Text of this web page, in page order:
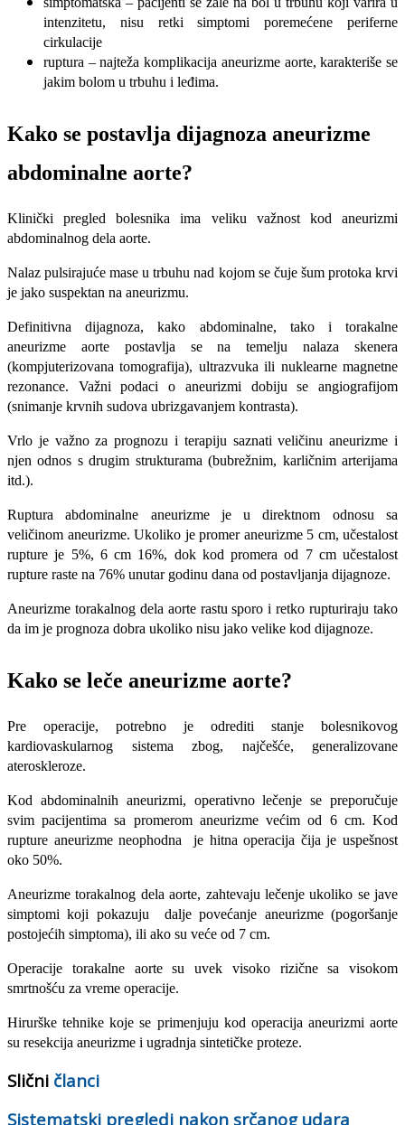
intenzitetu, nisu retki simptomi poremećene periferne
cirkulacije
ruptura – najteža komplikacija aneurizme aorte, karakteriše se
jakim bolom u trbuhu i leđima.
Kako se postavlja dijagnoza aneurizme
abdominalne aorte?
Klinički pregled bolesnika ima veliku važnost kod aneurizmi
abdominalnog dela aorte.
Nalaz pulsirajuće mase u trbuhu nad kojom se čuje šum protoka krvi
je jako suspektan na aneurizmu.
Definitivna dijagnoza, kako abdominalne, tako i torakalne
aneurizme aorte postavlja se na temelju nalaza skenera
(kompjuterizovana tomografija), ultrazvuka ili nuklearne magnetne
rezonance. Važni podaci o aneurizmi dobiju se angiografijom
(snimanje krvnih sudova ubrizgavanjem kontrasta).
Vrlo je važno za prognozu i terapiju saznati veličinu aneurizme i
njen odnos s drugim strukturama (bubrežnim, karličnim arterijama
itd.).
Ruptura abdominalne aneurizme je u direktnom odnosu sa
veličinom aneurizme. Ukoliko je promer aneurizme 5 cm, učestalost
rupture je 5%, 6 cm 16%, dok kod promera od 7 cm učestalost
rupture raste na 76% unutar godinu dana od postavljanja dijagnoze.
Aneurizme torakalnog dela aorte rastu sporo i retko rupturiraju tako
da im je prognoza dobra ukoliko nisu jako velike kod dijagnoze.
Kako se leče aneurizme aorte?
Pre operacije, potrebno je odrediti stanje bolesnikovog
kardiovaskularnog sistema zbog, najčešće, generalizovane
ateroskleroze.
Kod abdominalnih aneurizmi, operativno lečenje se preporučuje
svim pacijentima sa promerom aneurizme većim od 6 cm. Kod
rupture aneurizme neophodna je hitna operacija čija je uspešnost
oko 50%.
Aneurizme torakalnog dela aorte, zahtevaju lečenje ukoliko se jave
simptomi koji pokazuju dalje povećanje aneurizme (pogoršanje
postojećih simptoma), ili ako su veće od 7 cm.
Operacije torakalne aorte su uvek visoko rizične sa visokom
smrtnošću za vreme operacije.
Hirurške tehnike koje se primenjuju kod operacija aneurizmi aorte
su resekcija aneurizme i ugradnja sintetičke proteze.
Slični članci
Sistematski pregledi nakon srčanog udara